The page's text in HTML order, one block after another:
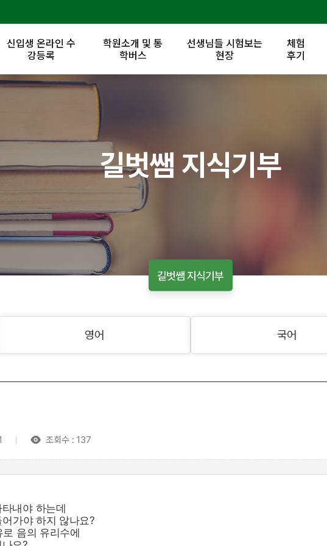
신입생 온라인 수
강등록
학원소개 및 통
학버스
선생님들 시험보는
현장
체험
후기
길벗쌤 지식기부
길벗쌤 지식기부
영어 국어
조회수 : 137
내야 하는데
가야 하지 않나요?
음의 유리수에